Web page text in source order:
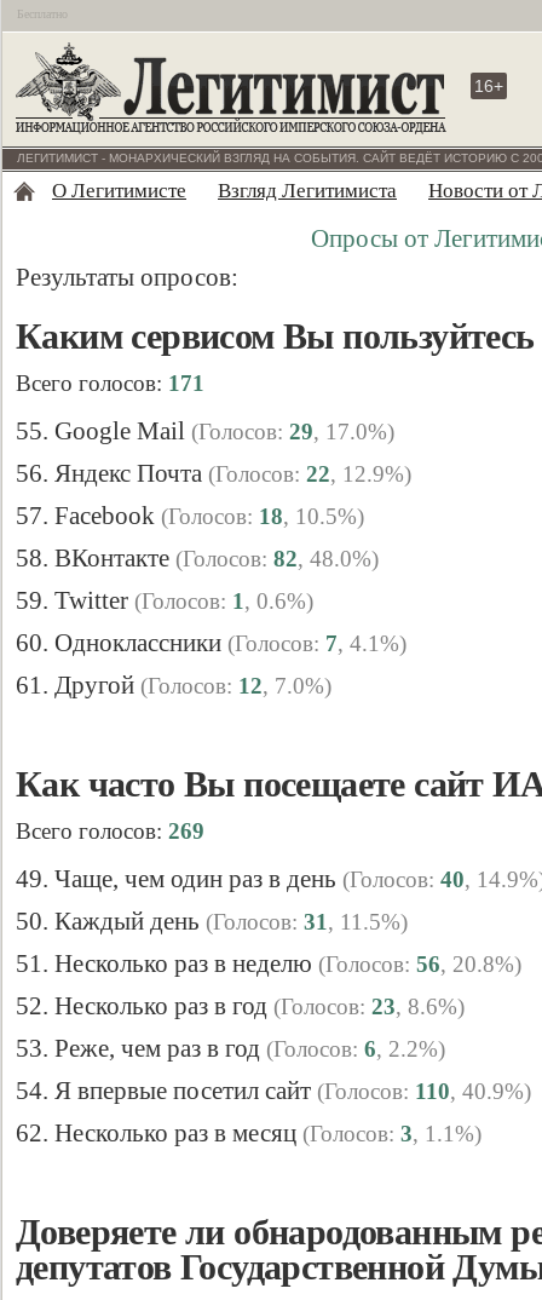
Бесплатно
16+
ЛЕГИТИМИСТ - МОНАРХИЧЕСКИЙ ВЗГЛЯД НА СОБЫТИЯ. САЙТ ВЕДЁТ ИСТОРИЮ С
О Легитимисте Взгляд Легитимиста Новости от
Опросы от
Результаты опросов:
Каким сервисом Вы пользуйтесь
Всего голосов: 171
55. Google Mail (Голосов: 29, 17.0%)
56. Яндекс Почта (Голосов: 22, 12.9%)
57. Facebook (Голосов: 18, 10.5%)
58. ВКонтакте (Голосов: 82, 48.0%)
59. Twitter (Голосов: 1, 0.6%)
60. Одноклассники (Голосов: 7, 4.1%)
61. Другой (Голосов: 12, 7.0%)
Как часто Вы посещаете сайт
Всего голосов: 269
49. Чаще, чем один раз в день (Голосов: 40,
50. Каждый день (Голосов: 31, 11.5%)
51. Несколько раз в неделю (Голосов: 56, 20.8%)
52. Несколько раз в год (Голосов: 23, 8.6%)
53. Реже, чем раз в год (Голосов: 6, 2.2%)
54. Я впервые посетил сайт (Голосов: 110, 40.9%)
62. Несколько раз в месяц (Голосов: 3, 1.1%)
Доверяете ли обнародованным
депутатов Государственной